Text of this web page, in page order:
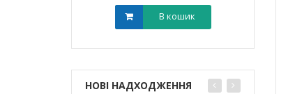
В кошик
НОВІ НАДХОДЖЕННЯ